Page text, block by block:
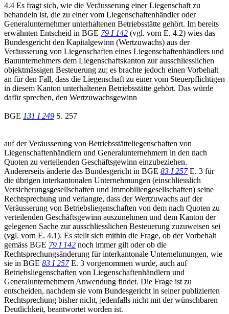
4.4 Es fragt sich, wie die Veräusserung einer Liegenschaft zu
behandeln ist, die zu einer vom Liegenschaftenhändler oder
Generalunternehmer unterhaltenen Betriebsstätte gehört. Im bereits
erwähnten Entscheid in BGE 79 I 142 (vgl. vorn E. 4.2) wies das
Bundesgericht den Kapitalgewinn (Wertzuwachs) aus der
Veräusserung von Liegenschaften eines Liegenschaftenhändlers und
Bauunternehmers dem Liegenschaftskanton zur ausschliesslichen
objektmässigen Besteuerung zu; es brachte jedoch einen Vorbehalt
an für den Fall, dass die Liegenschaft zu einer vom Steuerpflichtigen
in diesem Kanton unterhaltenen Betriebsstätte gehört. Das würde
dafür sprechen, den Wertzuwachsgewinn
BGE 131 I 249 S. 257
auf der Veräusserung von Betriebsstätteliegenschaften von
Liegenschaftenhändlern und Generalunternehmern in den nach
Quoten zu verteilenden Geschäftsgewinn einzubeziehen.
Andererseits änderte das Bundesgericht in BGE 83 I 257E. 3 für
die übrigen interkantonalen Unternehmungen (einschliesslich
Versicherungsgesellschaften und Immobiliengesellschaften) seine
Rechtsprechung und verlangte, dass der Wertzuwachs auf der
Veräusserung von Betriebsliegenschaften von dem nach Quoten zu
verteilenden Geschäftsgewinn auszunehmen und dem Kanton der
gelegenen Sache zur ausschliesslichen Besteuerung zuzuweisen sei
(vgl. vorn E. 4.1). Es stellt sich mithin die Frage, ob der Vorbehalt
gemäss BGE 79 I 142 noch immer gilt oder ob die
Rechtsprechungsänderung für interkantonale Unternehmungen, wie
sie in BGE 83 I 257E. 3 vorgenommen wurde, auch auf
Betriebsliegenschaften von Liegenschaftenhändlern und
Generalunternehmern Anwendung findet. Die Frage ist zu
entscheiden, nachdem sie vom Bundesgericht in seiner publizierten
Rechtsprechung bisher nicht, jedenfalls nicht mit der wünschbaren
Deutlichkeit, beantwortet worden ist.